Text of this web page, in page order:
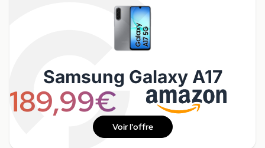
Samsung Galaxy A17
189,99€
Voir l'offre